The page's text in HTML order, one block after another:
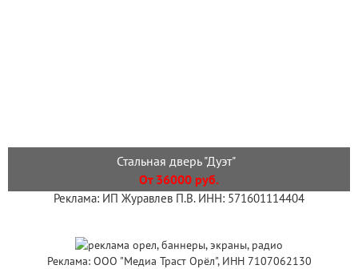
Стальная дверь "Дуэт"
От 36000 руб.
Реклама: ИП Журавлев П.В. ИНН: 571601114404
Реклама: ООО "Медиа Траст Орёл", ИНН 7107062130